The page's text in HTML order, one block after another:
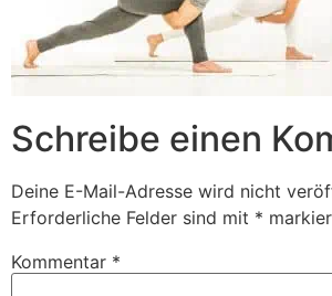
Schreibe einen
Deine E-Mail-Adresse wird nicht
Erforderliche Felder sind mit *
Kommentar *